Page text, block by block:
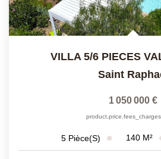
VILLA 5/6 PIECES
Saint
1 050 000 €
5 Pièce(s) 140 M²